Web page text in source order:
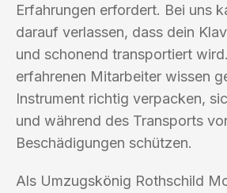
Erfahrungen erfordert. Bei uns
darauf verlassen, dass dein
und schonend transportiert
erfahrenen Mitarbeiter wissen
Instrument richtig verpacken,
und während des Transports
Beschädigungen schützen.
Als Umzugskönig Rothschild